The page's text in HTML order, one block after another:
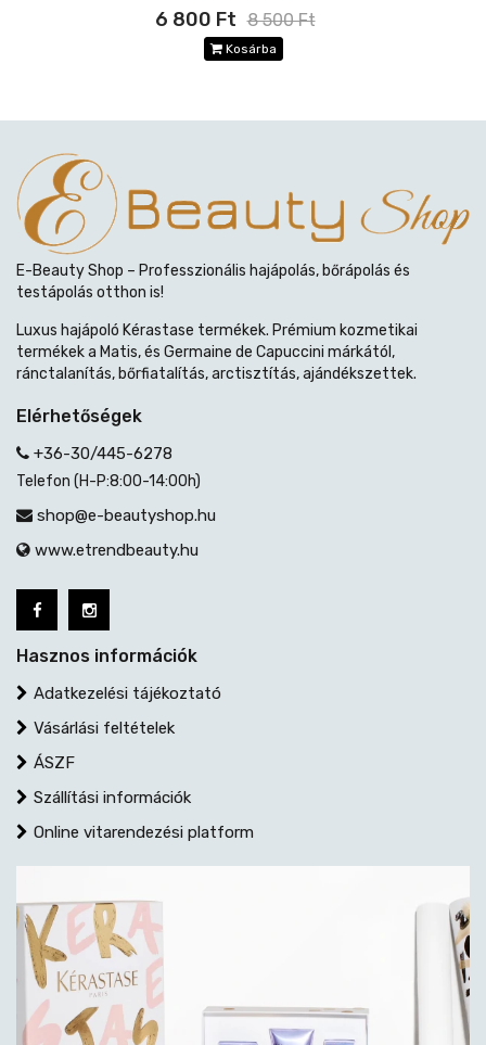
6 800 Ft 8 500 Ft
Kosárba
E-Beauty Shop – Professzionális hajápolás, bőrápolás és
testápolás otthon is!
Luxus hajápoló Kérastase termékek. Prémium kozmetikai
termékek a Matis, és Germaine de Capuccini márkától,
ránctalanítás, bőrfiatalítás, arctisztítás, ajándékszettek.
Elérhetőségek
+36-30/445-6278
Telefon (H-P:8:00-14:00h)
shop@e-beautyshop.hu
www.etrendbeauty.hu
Hasznos információk
Adatkezelési tájékoztató
Vásárlási feltételek
ÁSZF
Szállítási információk
Online vitarendezési platform